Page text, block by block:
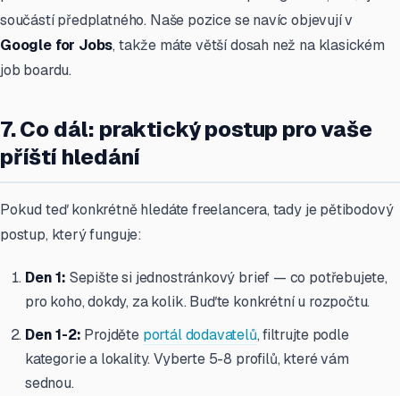
součástí předplatného. Naše pozice se navíc objevují v
Google for Jobs, takže máte větší dosah než na klasickém
job boardu.
7. Co dál: praktický postup pro vaše
příští hledání
Pokud teď konkrétně hledáte freelancera, tady je pětibodový
postup, který funguje:
Den 1: Sepište si jednostránkový brief — co potřebujete,
pro koho, dokdy, za kolik. Buďte konkrétní u rozpočtu.
Den 1-2: Projděte portál dodavatelů, filtrujte podle
kategorie a lokality. Vyberte 5-8 profilů, které vám
sednou.